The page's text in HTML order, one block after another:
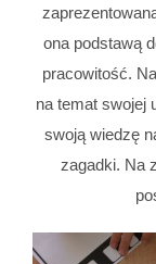
ona podstawą
pracowitość.
na temat swojej
swoją wiedzę
zagadki. Na